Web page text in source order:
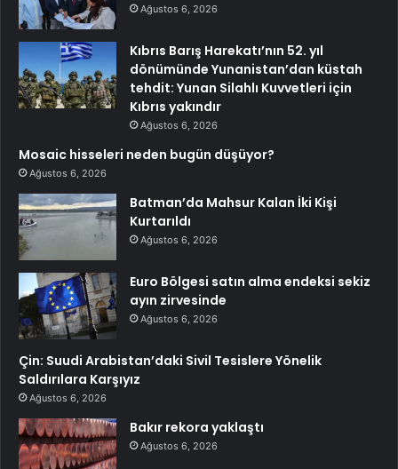
Ağustos 6, 2026
Kıbrıs Barış Harekatı’nın 52. yıl
dönümünde Yunanistan’dan küstah
tehdit: Yunan Silahlı Kuvvetleri için
Kıbrıs yakındır
Ağustos 6, 2026
Mosaic hisseleri neden bugün düşüyor?
Ağustos 6, 2026
Batman’da Mahsur Kalan İki Kişi
Kurtarıldı
Ağustos 6, 2026
Euro Bölgesi satın alma endeksi sekiz
ayın zirvesinde
Ağustos 6, 2026
Çin: Suudi Arabistan’daki Sivil Tesislere Yönelik
Saldırılara Karşıyız
Ağustos 6, 2026
Bakır rekora yaklaştı
Ağustos 6, 2026